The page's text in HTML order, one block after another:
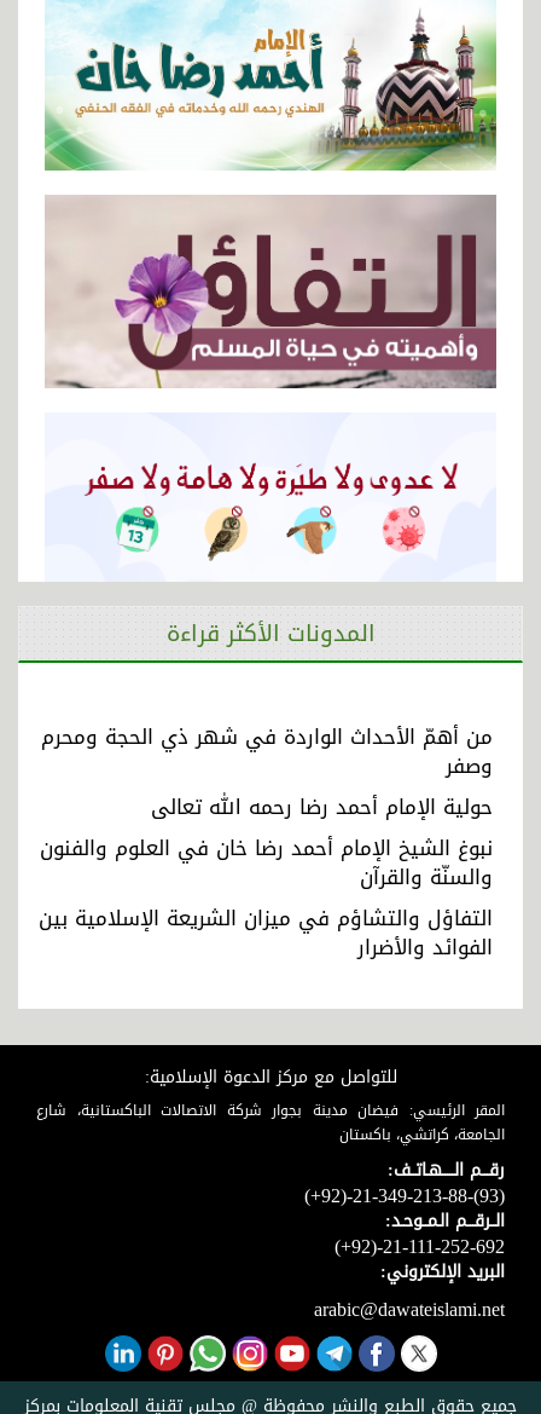
المدونات الأكثر قراءة
من أهمّ الأحداث الواردة في شهر ذي الحجة ومحرم
وصفر
حولية الإمام أحمد رضا رحمه الله تعالى
نبوغ الشيخ الإمام أحمد رضا خان في العلوم والفنون
والسنّة والقرآن
التفاؤل والتشاؤم في ميزان الشريعة الإسلامية بين
الفوائد والأضرار
للتواصل مع مركز الدعوة الإسلامية:
المقر الرئيسي: فيضان مدينة بجوار شركة الاتصالات الباكستانية، شارع
الجامعة، كراتشي، باكستان
رقـــم الـــــهـاتــف:
(+92)-21-349-213-88-(93)
الــرقـــم الـمــوحـد:
(+92)-21-111-252-692
البريد الإلكتروني:
arabic@dawateislami.net
جميع حقوق الطبع والنشر محفوظة @ مجلس تقنية المعلومات بمركز